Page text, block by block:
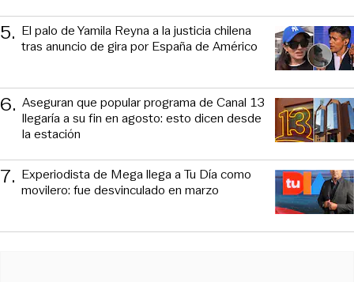
5. El palo de Yamila Reyna a la justicia chilena
tras anuncio de gira por España de Américo
6. Aseguran que popular programa de Canal 13
llegaría a su fin en agosto: esto dicen desde
la estación
7. Experiodista de Mega llega a Tu Día como
movilero: fue desvinculado en marzo